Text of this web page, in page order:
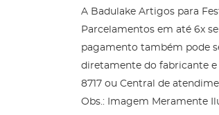
A Badulake Artigos para
Parcelamentos em até 6x
pagamento também pode
diretamente do fabricante e
8717 ou Central de
Obs.: Imagem Meramente